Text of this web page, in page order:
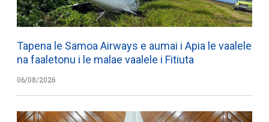
Tapena le Samoa Airways e aumai i Apia le vaalele
na faaletonu i le malae vaalele i Fitiuta
06/08/2026